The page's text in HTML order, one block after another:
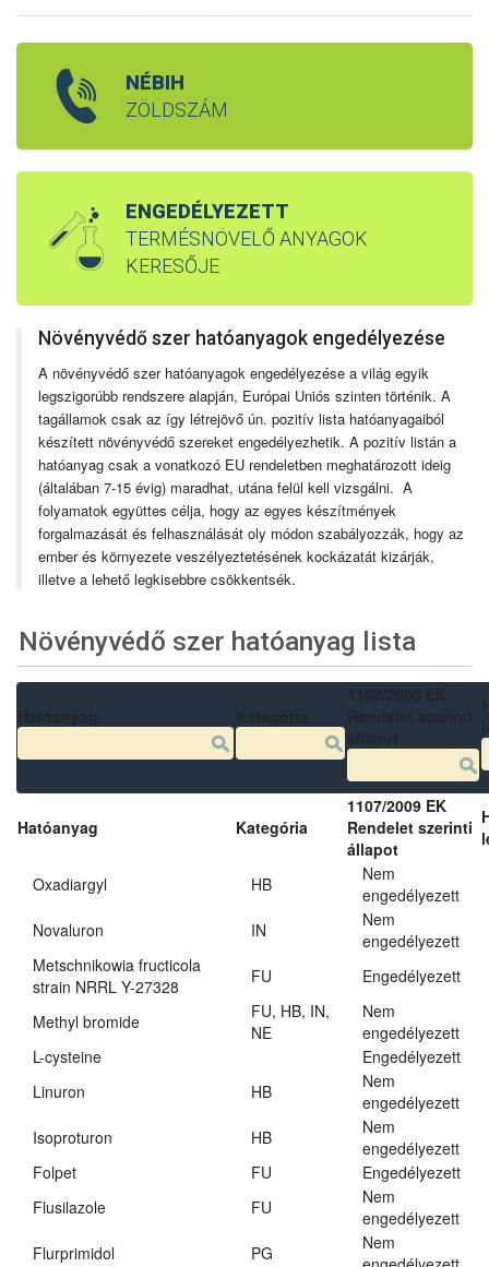
NÉBIH
ZÖLDSZÁM
ENGEDÉLYEZETT
TERMÉSNÖVELŐ ANYAGOK
KERESŐJE
Növényvédő szer hatóanyagok engedélyezése
A növényvédő szer hatóanyagok engedélyezése a világ egyik
legszigorúbb rendszere alapján, Európai Uniós szinten történik. A
tagállamok csak az így létrejövő ún. pozitív lista hatóanyagaiból
készített növényvédő szereket engedélyezhetik. A pozitív listán a
hatóanyag csak a vonatkozó EU rendeletben meghatározott ideig
(általában 7-15 évig) maradhat, utána felül kell vizsgálni. A
folyamatok együttes célja, hogy az egyes készítmények
forgalmazását és felhasználását oly módon szabályozzák, hogy az
ember és környezete veszélyeztetésének kockázatát kizárják,
illetve a lehető legkisebbre csökkentsék.
Növényvédő szer hatóanyag lista
Hatóanyag Kategória
1107/2009 EK
Rendelet szerinti
állapot
Oxadiargyl HB
Nem
engedélyezett
Novaluron
IN
Nem
engedélyezett
Metschnikowia fructicola
strain NRRL Y-27328
FU Engedélyezett
Methyl bromide
FU, HB, IN,
NE
Nem
engedélyezett
L-cysteine
Engedélyezett
Linuron
HB
Nem
engedélyezett
Isoproturon
HB
Nem
engedélyezett
Folpet
FU
Engedélyezett
Flusilazole
FU
Nem
engedélyezett
Flurprimidol
PG
Nem